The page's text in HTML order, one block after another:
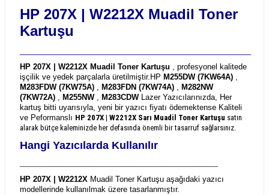
HP 207X | W2212X Muadil Toner
Kartuşu
HP 207X | W2212X Muadil Toner Kartuşu
, profesyonel kalitede
işçilik ve yedek parçalarla üretilmiştir. HP M255DW (7KW64A)
M283FDW (7KW75A)
M283FDN (7KW74A)
M282NW
(7KW72A)
M255NW M283CDW Lazer Yazıcılarınızda, Her
kartuş bitti uyarısıyla, yeni bir yazıcı fiyatı ödemektense Kaliteli
ve Peformanslı HP 207X | W2212X Sarı Muadil Toner Kartuşu satın
alarak bütçe kaleminizde her defasında önemli bir tasarruf sağlarsınız.
Hangi Yazıcılarda Kullanılır
HP 207X | W2212X Muadil Toner Kartuşu aşağıdaki yazıcı
modellerinde kullanılmak üzere tasarlanmıştır.